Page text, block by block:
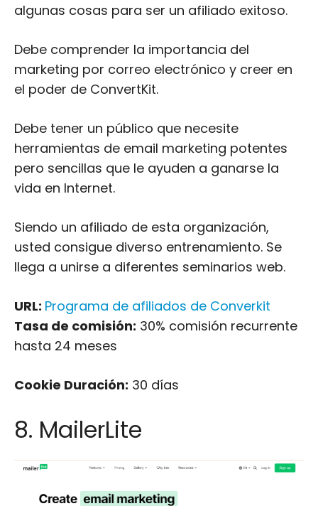
algunas cosas para ser un afiliado exitoso.
Debe comprender la importancia del
marketing por correo electrónico y creer en
el poder de ConvertKit.
Debe tener un público que necesite
herramientas de email marketing potentes
pero sencillas que le ayuden a ganarse la
vida en Internet.
Siendo un afiliado de esta organización,
usted consigue diverso entrenamiento. Se
llega a unirse a diferentes seminarios web.
URL: Programa de afiliados de Converkit
Tasa de comisión: 30% comisión recurrente
hasta 24 meses
Cookie Duración: 30 días
8. MailerLite